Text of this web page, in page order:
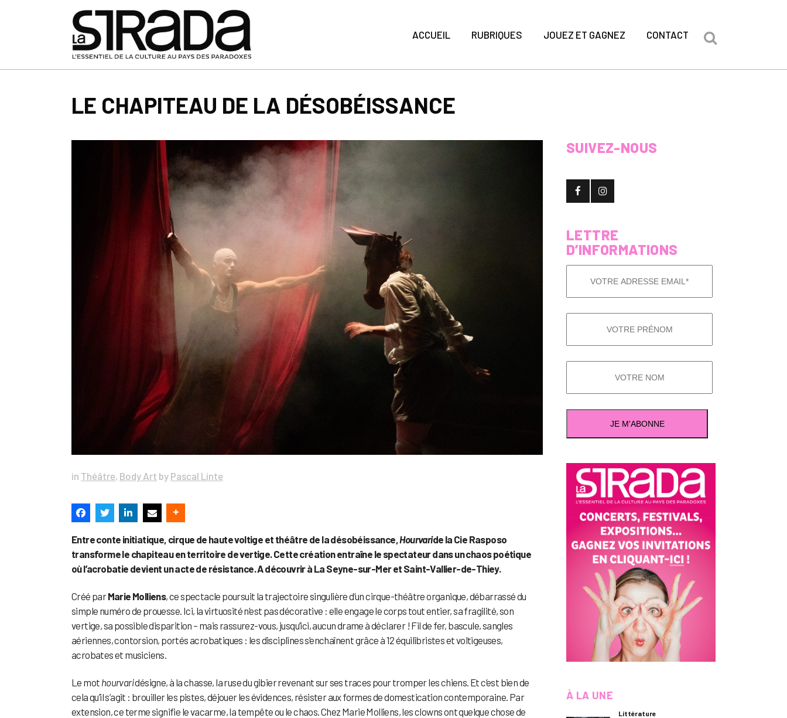
ACCUEIL RUBRIQUES JOUEZ ET GAGNEZ CONTACT
LE CHAPITEAU DE LA DÉSOBÉISSANCE
in Théâtre, Body Art by Pascal Linte
Entre conte initiatique, cirque de haute voltige et théâtre de la désobéissance, Hourvaride la Cie Rasposo
transforme le chapiteau en territoire de vertige. Cette création entraîne le spectateur dans un chaos poétique
où l’acrobatie devient un acte de résistance. A découvrir à La Seyne-sur-Mer et Saint-Vallier-de-Thiey.
Créé parMarie Molliens, ce spectacle poursuit la trajectoire singulière d’un cirque-théâtre organique, débarrassé du
simple numéro de prouesse. Ici, la virtuosité n’est pas décorative : elle engage le corps tout entier, sa fragilité, son
vertige, sa possible disparition – mais rassurez-vous, jusqu’ici, aucun drame à déclarer ! Fil de fer, bascule, sangles
aériennes, contorsion, portés acrobatiques : les disciplines s’enchaînent grâce à 12 équilibristes et voltigeuses,
acrobates et musiciens.
Le mot hourvaridésigne, à la chasse, la ruse du gibier revenant sur ses traces pour tromper les chiens. Et c’est bien de
cela qu’il s’agit : brouiller les pistes, déjouer les évidences, résister aux formes de domestication contemporaine. Par
extension, ce terme signifie le vacarme, la tempête ou le chaos. Chez Marie Molliens, les clowns ont quelque chose de
SUIVEZ-NOUS
LETTRE
D’INFORMATIONS
À LA UNE